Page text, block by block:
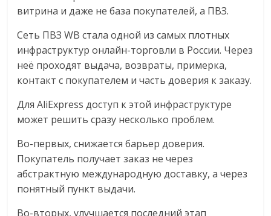
витрина и даже не база покупателей, а ПВЗ.
Сеть ПВЗ WB стала одной из самых плотных
инфраструктур онлайн-торговли в России. Через
неё проходят выдача, возвраты, примерка,
контакт с покупателем и часть доверия к заказу.
Для AliExpress доступ к этой инфраструктуре
может решить сразу несколько проблем.
Во-первых, снижается барьер доверия.
Покупатель получает заказ не через
абстрактную международную доставку, а через
понятный пункт выдачи.
Во-вторых, улучшается последний этап